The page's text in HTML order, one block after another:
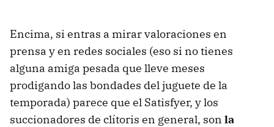
Encima, si entras a mirar valoraciones en
prensa y en redes sociales (eso si no tienes
alguna amiga pesada que lleve meses
prodigando las bondades del juguete de la
temporada) parece que el Satisfyer, y los
succionadores de clítoris en general, son la